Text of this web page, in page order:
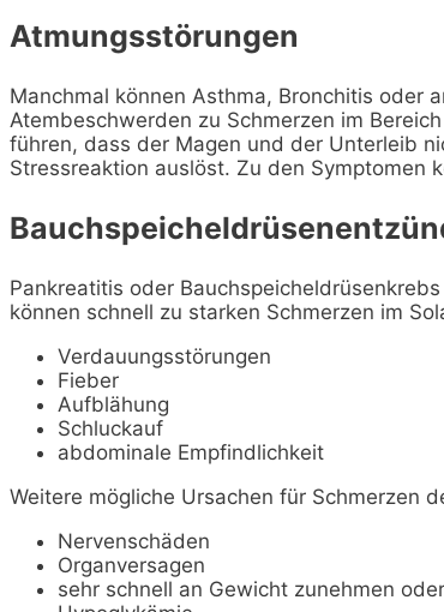
Atmungsstörungen
Manchmal können Asthma, Bronchitis oder
Atembeschwerden zu Schmerzen im
führen, dass der Magen und der Unterleib
Stressreaktion auslöst. Zu den Symptomen
Pankreatitis oder
können schnell zu starken Schmerzen im
Verdauungsstörungen
Fieber
Aufblähung
Schluckauf
abdominale Empfindlichkeit
Weitere mögliche Ursachen für Schmerzen
Nervenschäden
Organversagen
sehr schnell an Gewicht zunehmen